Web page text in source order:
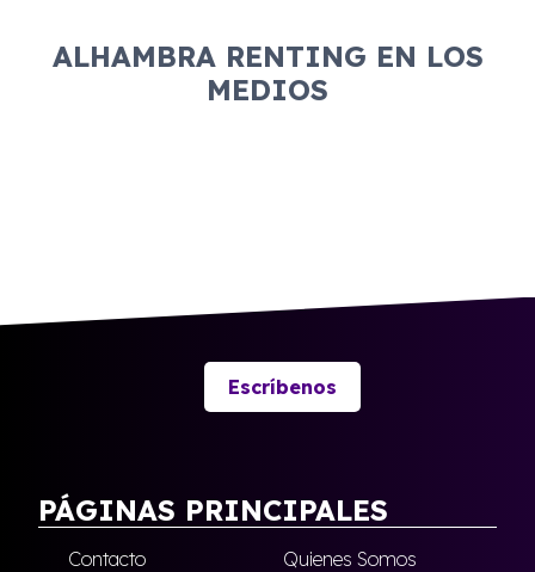
ALHAMBRA RENTING EN LOS
MEDIOS
Escríbenos
PÁGINAS PRINCIPALES
Contacto
Quienes Somos